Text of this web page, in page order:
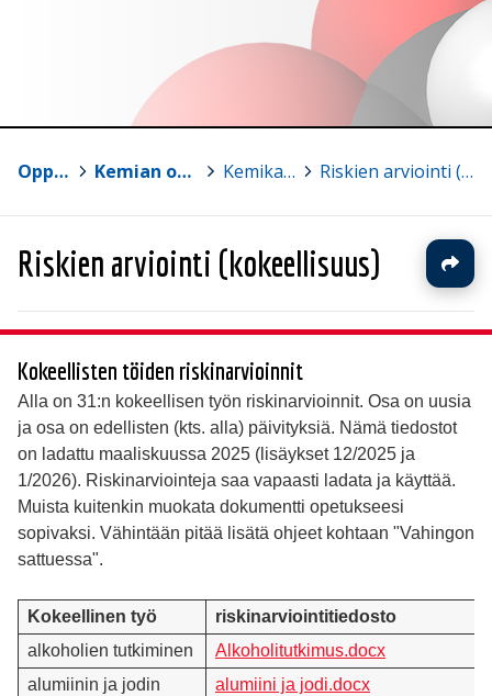
Oppimateriaalit > Kemian opetuksen aineistosivut > Kemikaalivaraston hoito > Riskien arviointi (kokeellisuus)
Riskien arviointi (kokeellisuus)
Kokeellisten töiden riskinarvioinnit
Alla on 31:n kokeellisen työn riskinarvioinnit. Osa on uusia
ja osa on edellisten (kts. alla) päivityksiä. Nämä tiedostot
on ladattu maaliskuussa 2025 (lisäykset 12/2025 ja
1/2026). Riskinarviointeja saa vapaasti ladata ja käyttää.
Muista kuitenkin muokata dokumentti opetukseesi
sopivaksi. Vähintään pitää lisätä ohjeet kohtaan "Vahingon
sattuessa".
Kokeellinen työ
riskinarviointitiedosto
alkoholien tutkiminen
Alkoholitutkimus.docx
alumiinin ja jodin
alumiini ja jodi.docx